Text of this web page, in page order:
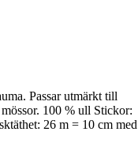
Passar utmärkt till
100 % ull Stickor:
26 m = 10 cm med